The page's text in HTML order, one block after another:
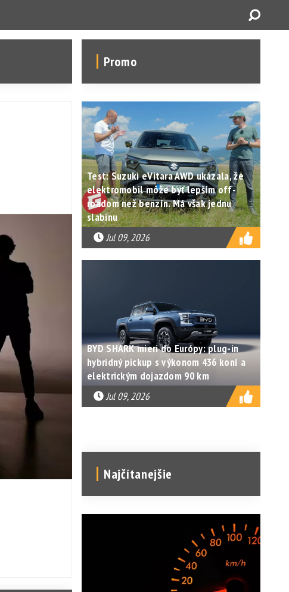
Promo
Test: Suzuki eVitara AWD ukázala, že
elektromobil môže byť lepším off-
roadom než benzín. Má však jednu
slabinu
Jul 09, 2026
BYD SHARK mieri do Európy: plug-in
hybridný pickup s výkonom 436 koní a
elektrickým dojazdom 90 km
Jul 09, 2026
Najčítanejšie